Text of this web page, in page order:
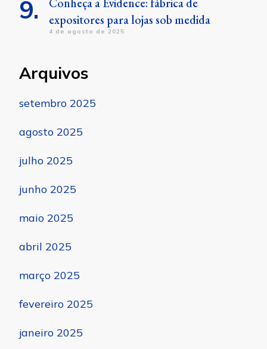
expositores para lojas sob medida
4 de agosto de 2025
Arquivos
setembro 2025
agosto 2025
julho 2025
junho 2025
maio 2025
abril 2025
março 2025
fevereiro 2025
janeiro 2025